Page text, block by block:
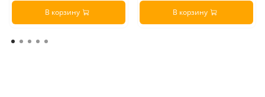
В корзину В корзину